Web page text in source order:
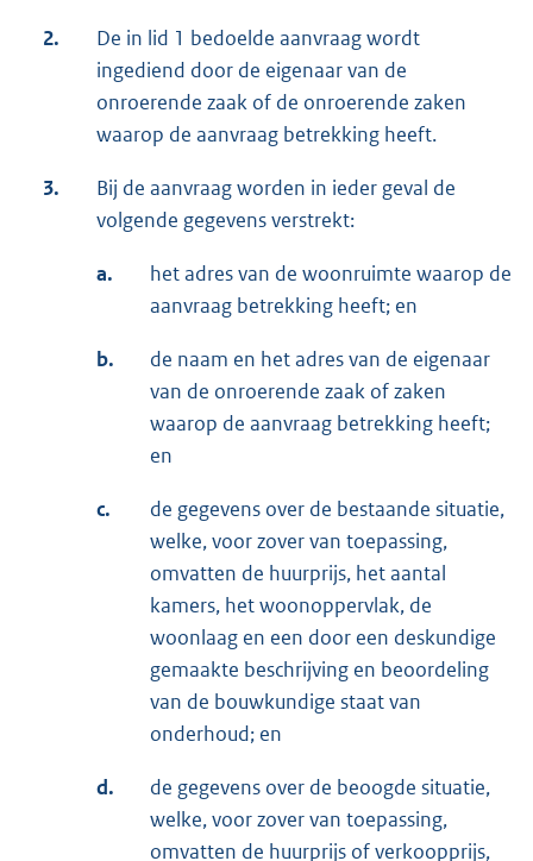
2.
De in lid 1 bedoelde aanvraag wordt
ingediend door de eigenaar van de
onroerende zaak of de onroerende zaken
waarop de aanvraag betrekking heeft.
3.
Bij de aanvraag worden in ieder geval de
volgende gegevens verstrekt:
a.
het adres van de woonruimte waarop de
aanvraag betrekking heeft; en
b.
de naam en het adres van de eigenaar
van de onroerende zaak of zaken
waarop de aanvraag betrekking heeft;
en
c.
de gegevens over de bestaande situatie,
welke, voor zover van toepassing,
omvatten de huurprijs, het aantal
kamers, het woonoppervlak, de
woonlaag en een door een deskundige
gemaakte beschrijving en beoordeling
van de bouwkundige staat van
onderhoud; en
d.
de gegevens over de beoogde situatie,
welke, voor zover van toepassing,
omvatten de huurprijs of verkoopprijs,